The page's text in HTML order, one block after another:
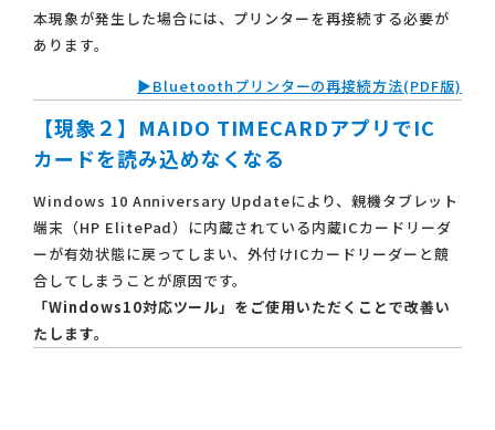
本現象が発生した場合には、プリンターを再接続する必要が
あります。
▶Bluetoothプリンターの再接続方法(PDF版)
【現象２】MAIDO TIMECARDアプリでIC
カードを読み込めなくなる
Windows 10 Anniversary Updateにより、親機タブレット
端末（HP ElitePad）に内蔵されている内蔵ICカードリーダ
ーが有効状態に戻ってしまい、外付けICカードリーダーと競
合してしまうことが原因です。
「Windows10対応ツール」をご使用いただくことで改善い
たします。